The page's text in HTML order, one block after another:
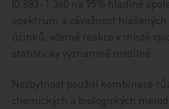
(0,883–1,360 na 95% hladině
spektrum a závažnost hlášených
účinků, včetně reakce v místě
statisticky významně rozdílné.
Nezbytnost použití kombinace
chemických a biologických